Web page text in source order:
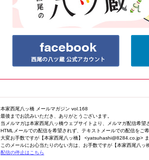
本家西尾八ッ橋 メールマガジン vol.168
最後までお読みいただき、ありがとうございます。
当メルマガは本家西尾八ッ橋ウェブサイトより、メルマガ配信希望
HTMLメールでの配信を希望されず、テキストメールでの配信をご希
大変お手数ですが【本家西尾八ッ橋】 <yatsuhashi@8284.co.jp> ま
このメールにお心当たりのない方は、お手数ですが【本家西尾八
配信の停止はこちら